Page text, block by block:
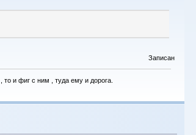
Записан
то и фиг с ним , туда ему и дорога.